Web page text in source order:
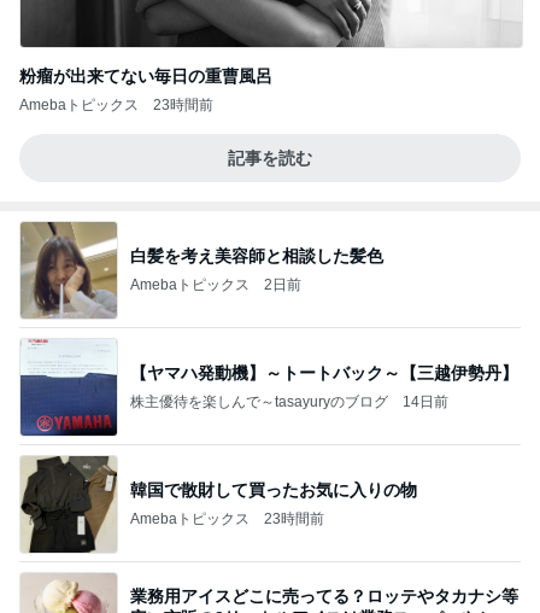
粉瘤が出来てない毎日の重曹風呂
Amebaトピックス 23時間前
記事を読む
白髪を考え美容師と相談した髪色
Amebaトピックス 2日前
【ヤマハ発動機】～トートバック～【三越伊勢丹】
株主優待を楽しんで～tasayuryのブログ 14日前
韓国で散財して買ったお気に入りの物
Amebaトピックス 23時間前
業務用アイスどこに売ってる？ロッテやタカナシ等